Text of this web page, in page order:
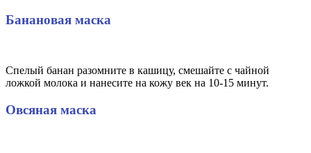
Банановая маска
Спелый банан разомните в кашицу, смешайте с чайной
ложкой молока и нанесите на кожу век на 10-15 минут.
Овсяная маска